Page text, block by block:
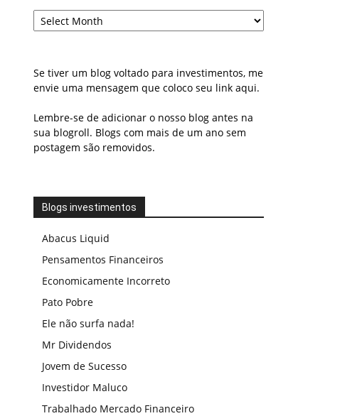
Arquivo
Se tiver um blog voltado para investimentos, me
envie uma mensagem que coloco seu link aqui.
Lembre-se de adicionar o nosso blog antes na
sua blogroll. Blogs com mais de um ano sem
postagem são removidos.
Blogs investimentos
Abacus Liquid
Pensamentos Financeiros
Economicamente Incorreto
Pato Pobre
Ele não surfa nada!
Mr Dividendos
Jovem de Sucesso
Investidor Maluco
Trabalhado Mercado Financeiro